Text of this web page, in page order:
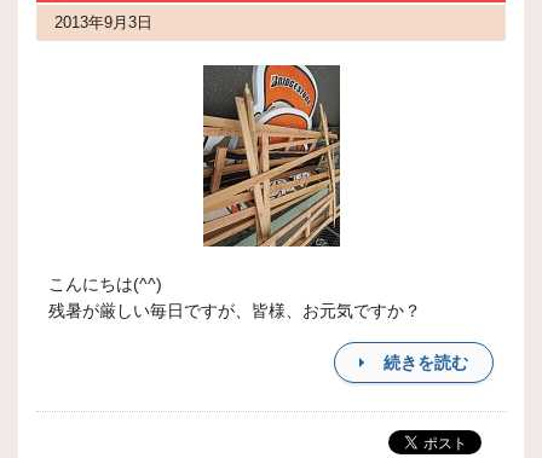
2013年9月3日
こんにちは(^^)
残暑が厳しい毎日ですが、皆様、お元気ですか？
続きを読む